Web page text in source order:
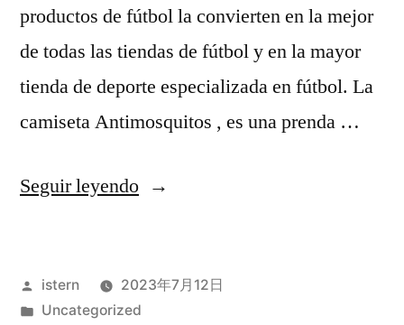
productos de fútbol la convierten en la mejor
de todas las tiendas de fútbol y en la mayor
tienda de deporte especializada en fútbol. La
camiseta Antimosquitos , es una prenda …
Seguir leyendo«camisetas
Publicado
por
istern
2023年7月12日
Publicado
Uncategorized